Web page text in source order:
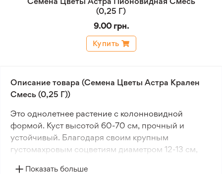
(0,25 Г)
9.00 грн.
Купить
Описание товара (Семена Цветы Астра Крален
Смесь (0,25 Г))
Это однолетнее растение с колонновидной
формой. Куст высотой 60-70 см, прочный и
устойчивый. Благодаря своим крупным
густомахровым соцветиям диаметром 12-13 см,
Показать больше